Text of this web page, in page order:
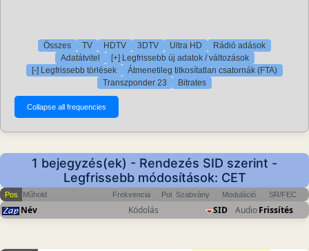
Összes TV HDTV 3DTV Ultra HD
Rádió adások
Adatátvitel
[+] Legfrissebb új adatok / változások
[-] Legfrissebb törlések
Átmenetileg titkosítatlan csatornák (FTA)
Transzponder 23
Bitrates
1 bejegyzés(ek) - Rendezés SID szerint -
Legfrissebb módosítások: CET
Pos Műhold Frekvencia Pol Szabvány Moduláció SR/FEC
Név Kódolás SID AudioFrissítés